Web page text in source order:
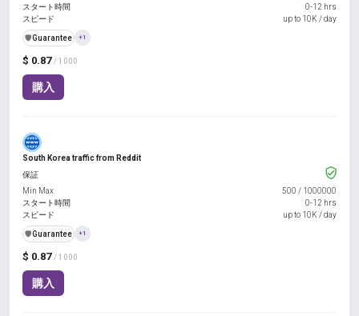
$ 0.87 / 1000
購入
スタート時間
0-12 hrs
スピード
up to 10K / day
️🛡️Guarantee +1
South Korea traffic from Reddit
$ 0.87 / 1000
購入
保証
Min Max
500 / 1000000
スタート時間
0-12 hrs
スピード
up to 10K / day
️🛡️Guarantee +1